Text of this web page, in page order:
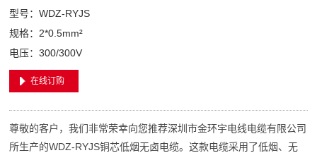
型号：WDZ-RYJS
规格：2*0.5mm²
电压：300/300V
在线订购
尊敬的客户，我们非常荣幸向您推荐深圳市金环宇电线电缆有限公司
所生产的WDZ-RYJS铜芯低烟无卤电缆。这款电缆采用了低烟、无